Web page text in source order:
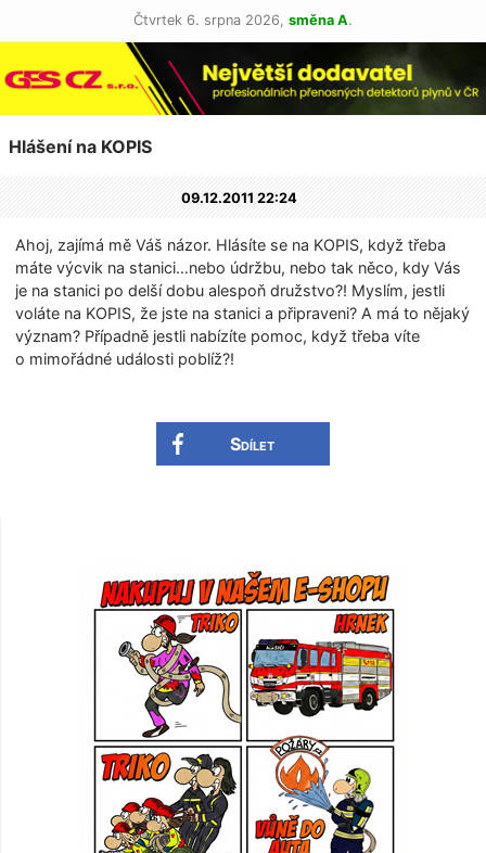
Čtvrtek 6. srpna 2026, směna A.
Hlášení na KOPIS
09.12.2011 22:24
Ahoj, zajímá mě Váš názor. Hlásíte se na KOPIS, když třeba
máte výcvik na stanici…nebo údržbu, nebo tak něco, kdy Vás
je na stanici po delší dobu alespoň družstvo?! Myslím, jestli
voláte na KOPIS, že jste na stanici a připraveni? A má to nějaký
význam? Případně jestli nabízíte pomoc, když třeba víte
o mimořádné události poblíž?!
Sdílet